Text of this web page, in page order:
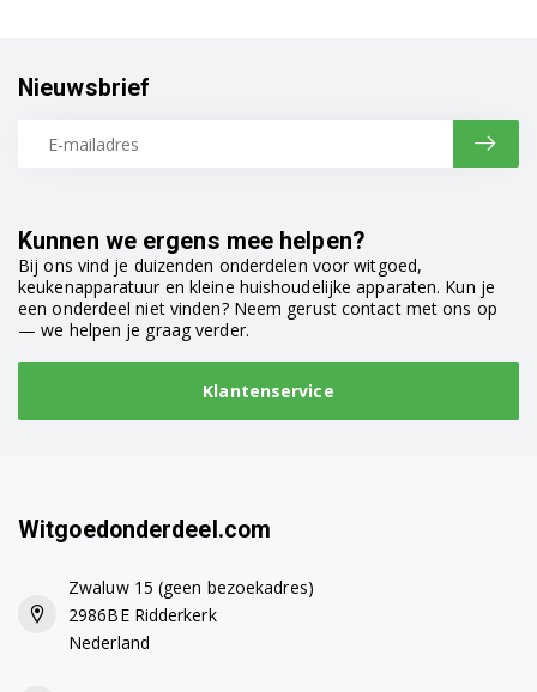
Kunnen we ergens mee helpen?
Bij ons vind je duizenden onderdelen voor witgoed,
keukenapparatuur en kleine huishoudelijke apparaten. Kun je
een onderdeel niet vinden? Neem gerust contact met ons op
— we helpen je graag verder.
Klantenservice
Nieuwsbrief
Witgoedonderdeel.com
Zwaluw 15 (geen bezoekadres)
2986BE Ridderkerk
Nederland